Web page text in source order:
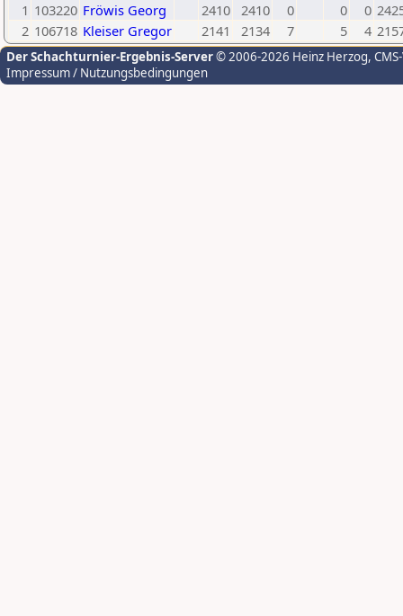
1 103220 Fröwis Georg 2410 2410 0 0 0
2 106718 Kleiser Gregor 2141 2134 7 5 4
Der Schachturnier-Ergebnis-Server© 2006-2026 Heinz Herzog,
Impressum / Nutzungsbedingungen